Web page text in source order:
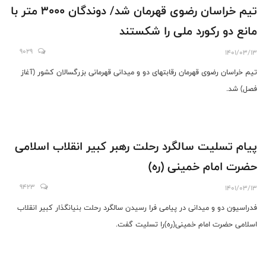
تیم خراسان رضوی قهرمان شد/ دوندگان ۳۰۰۰ متر با
مانع دو رکورد ملی را شکستند
1401/03/13
9029
تیم خراسان رضوی قهرمان رقابتهای دو و میدانی قهرمانی بزرگسالان کشور (آغاز
فصل) شد.
پیام تسلیت سالگرد رحلت رهبر کبیر انقلاب اسلامی
حضرت امام خمینی (ره)
1401/03/13
9423
فدراسیون دو و میدانی در پیامی فرا رسیدن سالگرد رحلت بنیانگذار کبیر انقلاب
اسلامی حضرت امام خمینی(ره)را تسلیت گفت.